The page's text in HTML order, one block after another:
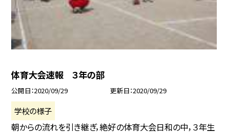
体育大会速報 ３年の部
公開日 2020/09/29 更新日 2020/09/29
学校の様子
朝からの流れを引き継ぎ，絶好の体育大会日和の中，３年生